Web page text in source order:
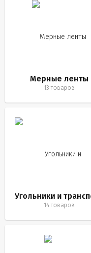
Мерные ленты
13 товаров
14 товаров